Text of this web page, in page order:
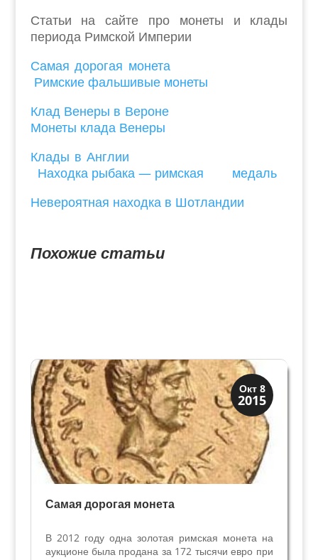
Статьи на сайте про монеты и клады
периода Римской Империи
Самая дорогая монета
Римские фальшивые монеты
Клад Венеры в Вероне
Монеты клада Венеры
Клады в Англии
Находка рыбака — римская медаль
Невероятная находка в Шотландии
Похожие статьи
Окт 8
2015
История
Клады и медали
Самая дорогая монета
В 2012 году одна золотая римская монета на
аукционе была продана за 172 тысячи евро при